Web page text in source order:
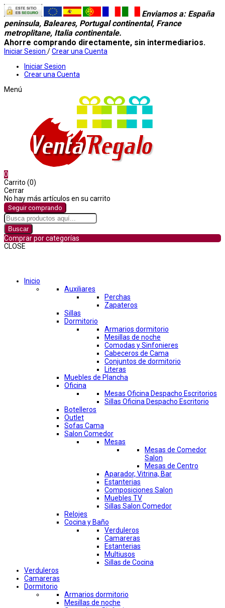
Enviamos a: España
peninsula, Baleares, Portugal continental, France
metroplitane, Italia continentale.
Ahorre comprando directamente, sin intermediarios.
Iniciar Sesion /Crear una Cuenta
Iniciar Sesion
Crear una Cuenta
Menú
0
Carrito (0)
Cerrar
No hay más artículos en su carrito
Seguir comprando
Buscar
Comprar por categorías
CLOSE
Inicio
Auxiliares
Perchas
Zapateros
Sillas
Dormitorio
Armarios dormitorio
Mesillas de noche
Comodas y Sinfonieres
Cabeceros de Cama
Conjuntos de dormitorio
Literas
Muebles de Plancha
Oficina
Mesas Oficina Despacho Escritorios
Sillas Oficina Despacho Escritorio
Botelleros
Outlet
Sofas Cama
Salon Comedor
Mesas
Mesas de Comedor
Salon
Mesas de Centro
Aparador, Vitrina, Bar
Estanterias
Composiciones Salon
Muebles TV
Sillas Salon Comedor
Relojes
Cocina y Baño
Verduleros
Camareras
Estanterias
Multiusos
Sillas de Cocina
Verduleros
Camareras
Dormitorio
Armarios dormitorio
Mesillas de noche